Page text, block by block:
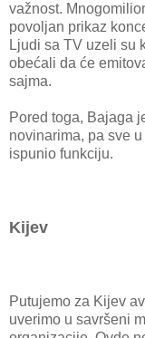
važnost.
povoljan prikaz
Ljudi sa TV uzeli su
obećali da će
sajma.
Pored toga, Bajaga
novinarima, pa sve
ispunio funkciju.
Kijev
Putujemo za Kijev
uverimo u savršeni